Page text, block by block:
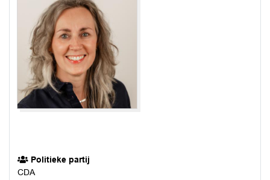
Politieke partij
CDA